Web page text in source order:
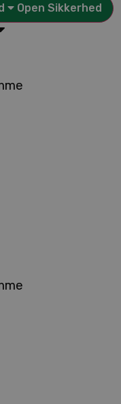
Open Sikkerhed